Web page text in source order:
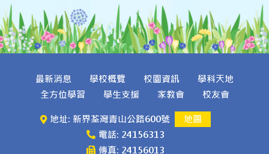
最新消息 學校概覽 校園資訊
學科天地
全方位學習
學生支援 家教會 校友會
地址: 新界荃灣青山公路600號
地圖
電話: 24156313
傳真: 24156013